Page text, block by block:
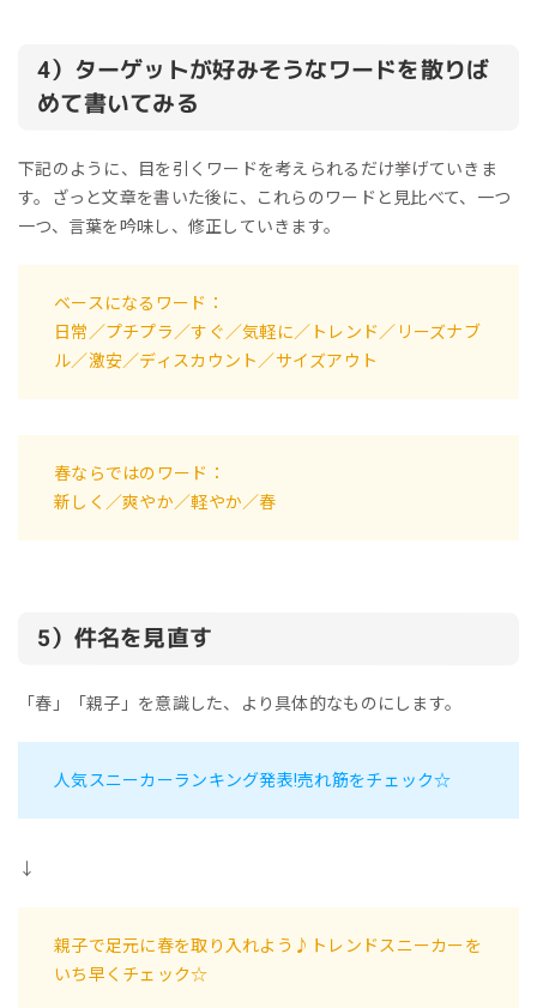
4）ターゲットが好みそうなワードを散りば
めて書いてみる
下記のように、目を引くワードを考えられるだけ挙げていきま
す。ざっと文章を書いた後に、これらのワードと見比べて、一つ
一つ、言葉を吟味し、修正していきます。
ベースになるワード：
日常／プチプラ／すぐ／気軽に／トレンド／リーズナブ
ル／激安／ディスカウント／サイズアウト
春ならではのワード：
新しく／爽やか／軽やか／春
5）件名を見直す
「春」「親子」を意識した、より具体的なものにします。
人気スニーカーランキング発表!売れ筋をチェック☆
↓
親子で足元に春を取り入れよう♪トレンドスニーカーを
いち早くチェック☆